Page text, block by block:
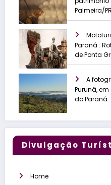
Palmeira/PR
Paraná :
de Ponta
A
Purunã,
do Paraná
Divulgação
Home